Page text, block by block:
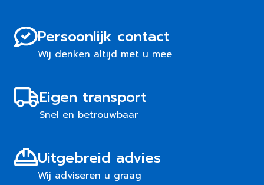
Persoonlijk contact
Wij denken altijd met u mee
Eigen transport
Snel en betrouwbaar
Uitgebreid advies
Wij adviseren u graag